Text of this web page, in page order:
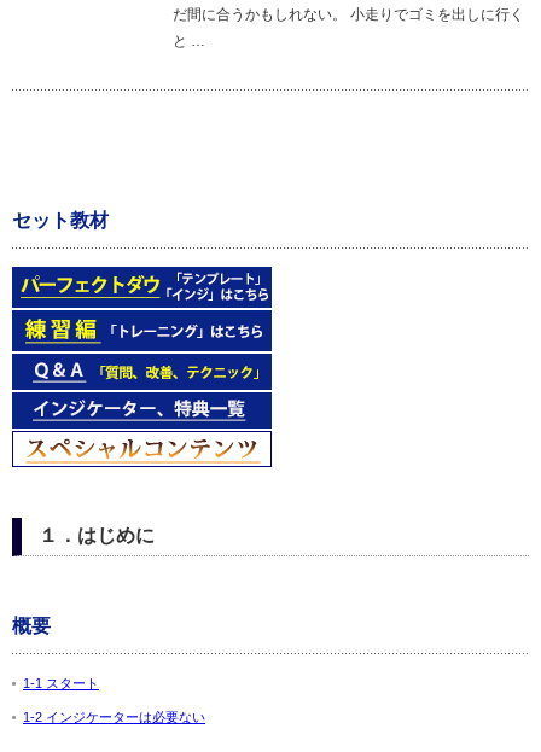
だ間に合うかもしれない。 小走りでゴミを出しに行く
と …
セット教材
１．はじめに
概要
1-1 スタート
1-2 インジケーターは必要ない